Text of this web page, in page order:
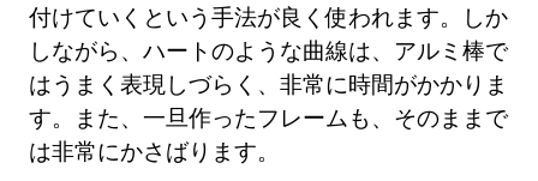
付けていくという手法が良く使われます。しか
しながら、ハートのような曲線は、アルミ棒で
はうまく表現しづらく、非常に時間がかかりま
す。また、一旦作ったフレームも、そのままで
は非常にかさばります。